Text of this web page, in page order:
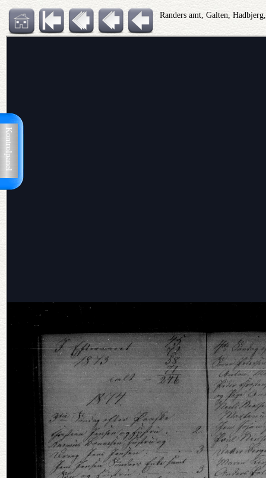
Kontrolpanel
Randers amt, Galten,